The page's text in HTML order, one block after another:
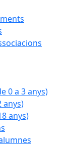
0 a 3 anys)
anys)
anys)